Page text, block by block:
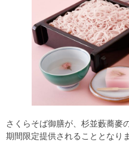
さくらそば御膳が、杉並藪蕎麥
期間限定提供されることとなり